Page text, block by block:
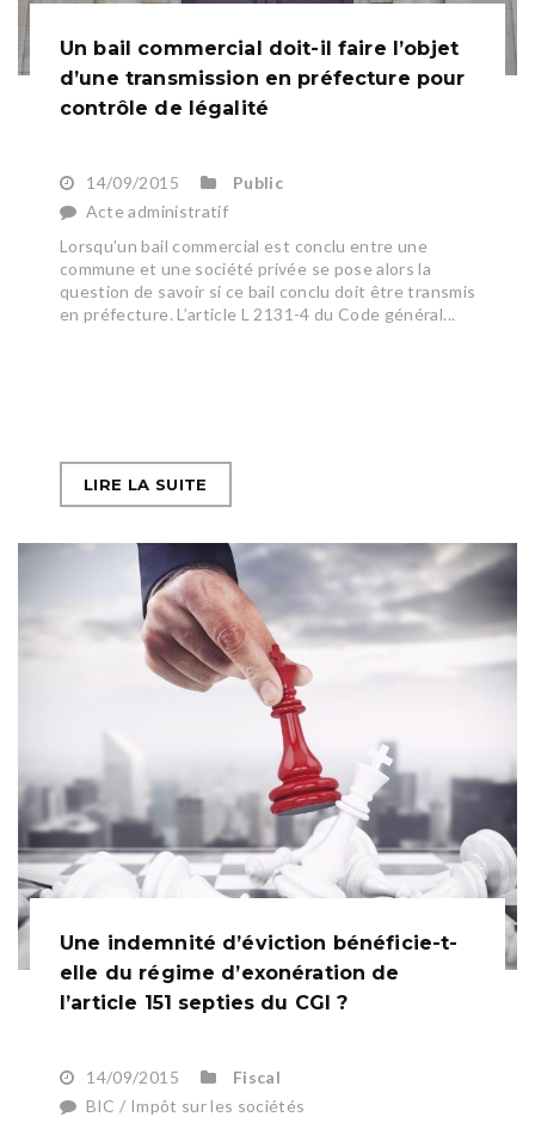
Un bail commercial doit-il faire l’objet
d’une transmission en préfecture pour
contrôle de légalité
14/09/2015
Public
Acte administratif
Lorsqu’un bail commercial est conclu entre une
commune et une société privée se pose alors la
question de savoir si ce bail conclu doit être transmis
en préfecture. L’article L 2131-4 du Code général...
LIRE LA SUITE
Une indemnité d’éviction bénéficie-t-
elle du régime d’exonération de
l’article 151 septies du CGI ?
14/09/2015
Fiscal
BIC / Impôt sur les sociétés